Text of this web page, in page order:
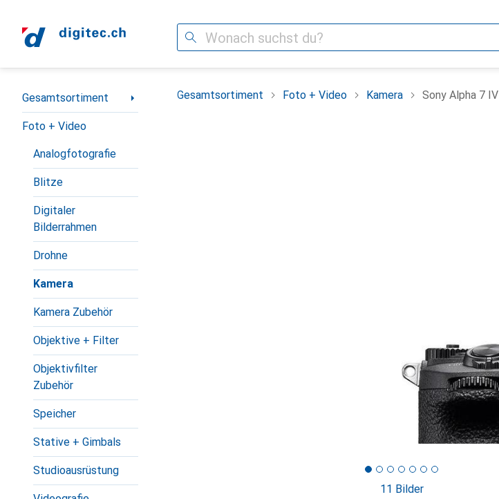
Suche
Navigation nach Kategorien
Gesamtsortiment
Foto + Video
Analogfotografie
Blitze
Digitaler
Bilderrahmen
Drohne
Kamera
Kamera Zubehör
Objektive + Filter
Objektivfilter
Zubehör
Speicher
Stative + Gimbals
Studioausrüstung
Gesamtsortiment Foto + Video Kamera Sony Alpha 7 IV
11 Bilder